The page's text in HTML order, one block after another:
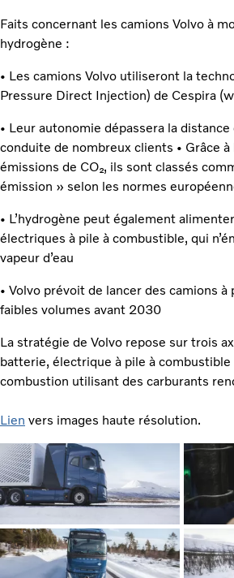
Faits concernant les camions Volvo à
hydrogène :
• Les camions Volvo utiliseront la
Pressure Direct Injection) de Cespira
• Leur autonomie dépassera la
conduite de nombreux clients • Grâce à
émissions de CO₂, ils sont classés
émission » selon les normes
• L’hydrogène peut également
électriques à pile à combustible, qui
vapeur d’eau
• Volvo prévoit de lancer des camions
faibles volumes avant 2030
La stratégie de Volvo repose sur trois
batterie, électrique à pile à
combustion utilisant des carburants
Lien vers images haute résolution.